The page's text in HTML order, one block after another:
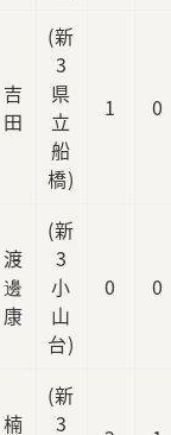
吉
田
(新
3
県
立
船
橋)
1 0
渡
邊
康
(新
3
小
山
台)
0 0
楠
(新
3